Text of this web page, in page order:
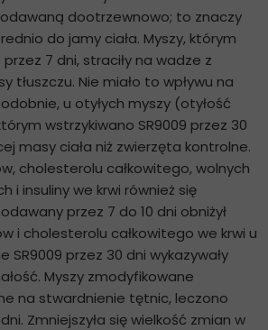
dootrzewnowo; to znaczy
do jamy ciała. Myszy, którym
7 dni, straciły na wadze z
tłuszczu. Nie miało to wpływu na
u otyłych myszy (otyłość
wstrzykiwano SR9009 przez 30
masy ciała niż zwierzęta kontrolne.
cholesterolu całkowitego, wolnych
i insuliny we krwi również się
przez 7 do 10 dni obniżył
i cholesterolu całkowitego we krwi u
SR9009 przez 30 dni wykazywały
Myszy zmodyfikowane
na stwardnienie tętnic, leczono
Zmniejszyła się wielkość zmian w